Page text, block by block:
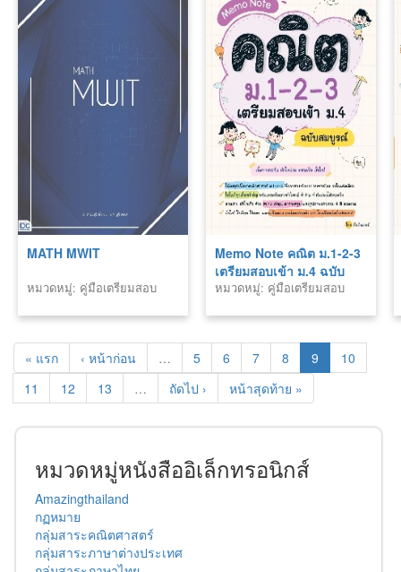
MATH MWIT
หมวดหมู่: คู่มือเตรียมสอบ
Memo Note คณิต ม.1-2-3
เตรียมสอบเข้า ม.4 ฉบับ
สมบูรณ์
หมวดหมู่: คู่มือเตรียมสอบ
« แรก ‹ หน้าก่อน … 5 6 7 8 9
10
11
12 13 … ถัดไป › หน้าสุดท้าย »
หมวดหมู่หนังสืออิเล็กทรอนิกส์
Amazingthailand
กฏหมาย
กลุ่มสาระคณิตศาสตร์
กลุ่มสาระภาษาต่างประเทศ